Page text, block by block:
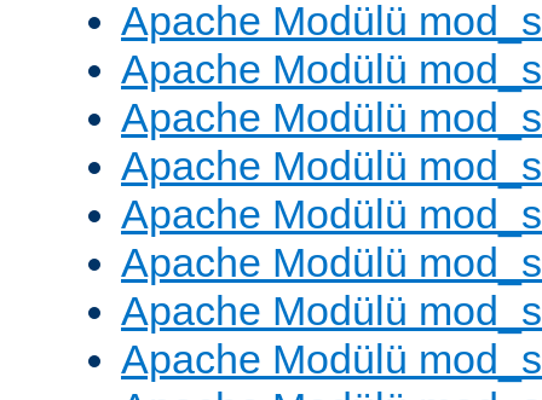
Apache Modülü
Apache Modülü
Apache Modülü
Apache Modülü
Apache Modülü
Apache Modülü
Apache Modülü
Apache Modülü